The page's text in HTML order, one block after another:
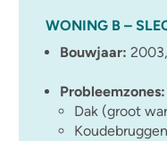
WONING B –
Bouwjaar:
Probleemzones:
Dak (groot